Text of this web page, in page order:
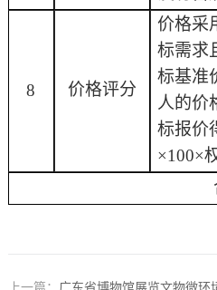
8 价格评分
价格采
标需求
标基准
人的价
标报价
×100×